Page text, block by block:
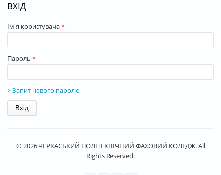
ВХІД
Ім'я користувача*
Пароль *
Запит нового паролю
© 2026 ЧЕРКАСЬКИЙ ПОЛІТЕХНІЧНИЙ ФАХОВИЙ КОЛЕДЖ. All
Rights Reserved.